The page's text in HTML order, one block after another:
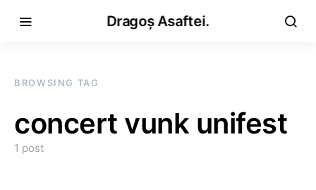
Dragoș Asaftei.
BROWSING TAG
concert vunk unifest
1 post